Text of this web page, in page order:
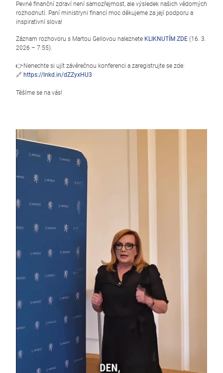
Pevné finanční zdraví není samozřejmost, ale výsledek našich vědomých
rozhodnutí. Paní ministryni financí moc děkujeme za její podporu a
inspirativní slova!
Záznam rozhovoru s Martou Gellovou naleznete KLIKNUTÍM ZDE (16. 3.
2026 – 7:55).
👉Nenechte si ujít závěrečnou konferenci a zaregistrujte se zde:
🔗 https://lnkd.in/dZZyxHU3
Těšíme se na vás!